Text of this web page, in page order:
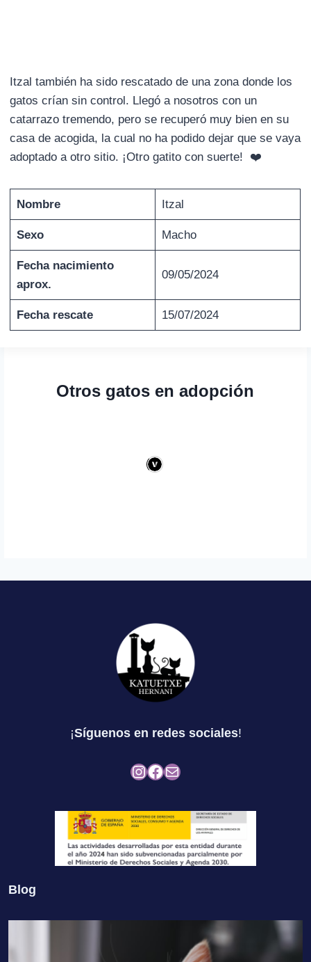
Itzal también ha sido rescatado de una zona donde los
gatos crían sin control. Llegó a nosotros con un
catarrazo tremendo, pero se recuperó muy bien en su
casa de acogida, la cual no ha podido dejar que se vaya
adoptado a otro sitio. ¡Otro gatito con suerte! ❤️
Nombre Itzal
Sexo Macho
Fecha nacimiento
aprox.
09/05/2024
Fecha rescate 15/07/2024
Otros gatos en adopción
¡Síguenos en redes sociales!
Instagram
Facebook
Mail
Blog